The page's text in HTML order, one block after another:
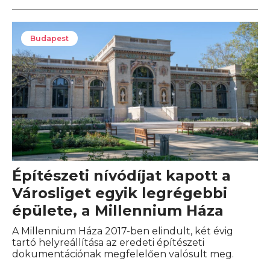
Budapest
Építészeti nívódíjat kapott a
Városliget egyik legrégebbi
épülete, a Millennium Háza
A Millennium Háza 2017-ben elindult, két évig
tartó helyreállítása az eredeti építészeti
dokumentációnak megfelelően valósult meg.